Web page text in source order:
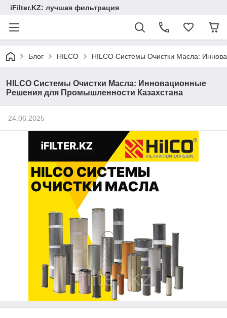
iFilter.KZ: лучшая фильтрация
Блог HILCO HILCO Системы Очистки Масла:
HILCO Системы Очистки Масла: Инновационные
Решения для Промышленности Казахстана
24.06.2025